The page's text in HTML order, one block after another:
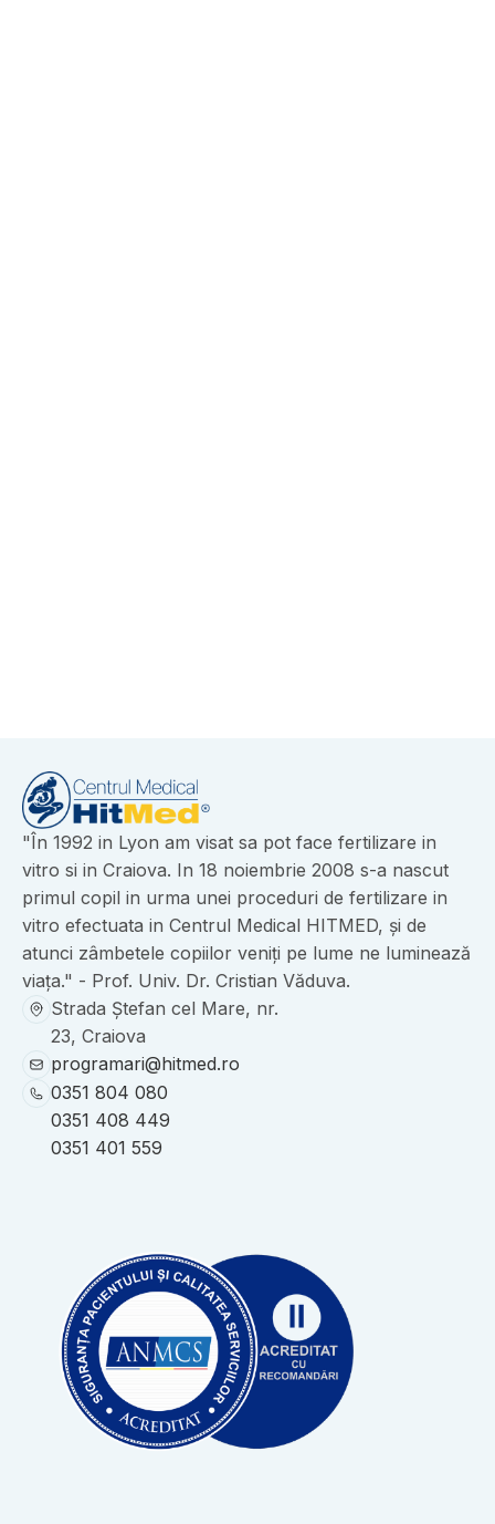
"În 1992 in Lyon am visat sa pot face fertilizare in
vitro si in Craiova. In 18 noiembrie 2008 s-a nascut
primul copil in urma unei proceduri de fertilizare in
vitro efectuata in Centrul Medical HITMED, și de
atunci zâmbetele copiilor veniți pe lume ne luminează
viața." - Prof. Univ. Dr. Cristian Văduva.
Strada Ștefan cel Mare, nr.
23, Craiova
programari@hitmed.ro
0351 804 080
0351 408 449
0351 401 559